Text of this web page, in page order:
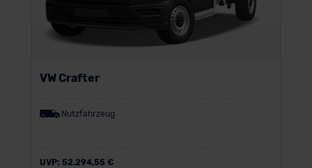
VW Crafter
Nutzfahrzeug
UVP: 52.294,55 €